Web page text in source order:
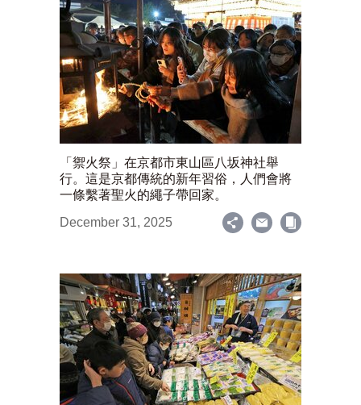
「禦火祭」在京都市東山區八坂神社舉
行。這是京都傳統的新年習俗，人們會將
一條繫著聖火的繩子帶回家。
December 31, 2025